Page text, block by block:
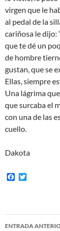
virgen que le
al pedal de la
cariñosa le dijo:
que te dé un
de hombre
gustan, que se
Ellas, siempre
Una lágrima
que surcaba el
con una de las
cuello.
Dakota
F
o
o
e
r
ENTRADA